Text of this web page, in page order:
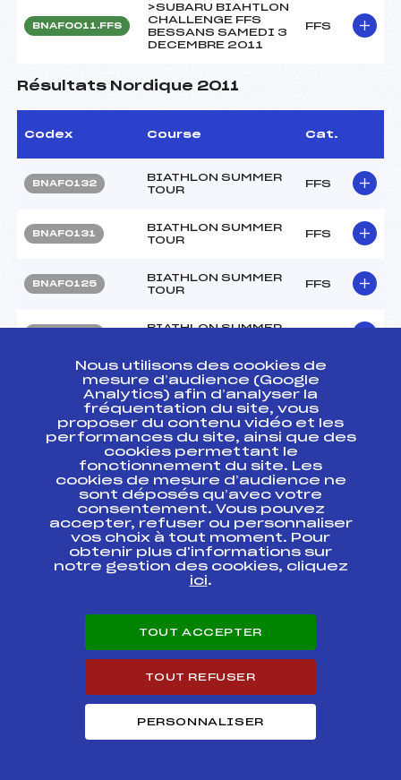
BNAF0011.FFS
>SUBARU BIAHTLON
CHALLENGE FFS
BESSANS SAMEDI 3
DECEMBRE 2011
FFS
Résultats Nordique 2011
Codex Course Cat.
BNAF0132
BIATHLON SUMMER
TOUR
FFS
BNAF0131
BIATHLON SUMMER
TOUR
FFS
BNAF0125
BIATHLON SUMMER
TOUR
FFS
BIATHLON SUMMER
BNAF0111.FFS
CHAMPIONNATS DE
FRANCE
JEU/JUN/SEN MASS
START
FFS
BNAF0092.FFS
SUBARU BIATHLON
CHALLENGE FFS
CAD-JE-JU-SEN
FFS
FDAF0095.FFS
COURSE
REGIONALE
HERBOUILLY/CHAUD
CLAPIER
FFS
JEU/JUN
FNAF0165.FFS
SUBARU NORDIC
FFS
SUBARU NORDIC
CHALLENGE FFS
FFS
Nous utilisons des cookies de
mesure d’audience (Google
Analytics) afin d’analyser la
fréquentation du site, vous
proposer du contenu vidéo et les
performances du site, ainsi que des
cookies permettant le
fonctionnement du site. Les
cookies de mesure d’audience ne
sont déposés qu’avec votre
consentement. Vous pouvez
accepter, refuser ou personnaliser
vos choix à tout moment. Pour
obtenir plus d'informations sur
notre gestion des cookies, cliquez
ici.
TOUT ACCEPTER
TOUT REFUSER
PERSONNALISER